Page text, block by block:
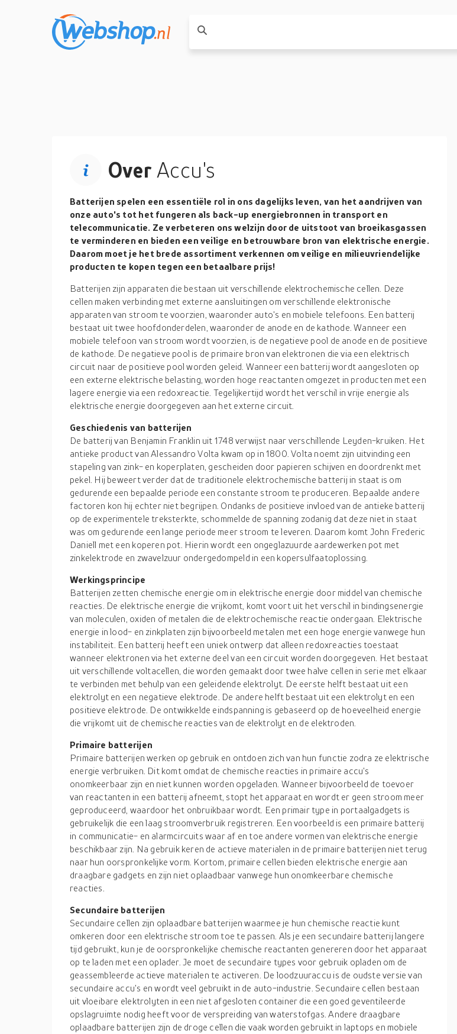
Over Accu's
Batterijen spelen een essentiële rol in ons dagelijks leven, van het aandrijven van
onze auto's tot het fungeren als back-up energiebronnen in transport en
telecommunicatie. Ze verbeteren ons welzijn door de uitstoot van broeikasgassen
te verminderen en bieden een veilige en betrouwbare bron van elektrische energie.
Daarom moet je het brede assortiment verkennen om veilige en milieuvriendelijke
producten te kopen tegen een betaalbare prijs!
Batterijen zijn apparaten die bestaan uit verschillende elektrochemische cellen. Deze
cellen maken verbinding met externe aansluitingen om verschillende elektronische
apparaten van stroom te voorzien, waaronder auto's en mobiele telefoons. Een batterij
bestaat uit twee hoofdonderdelen, waaronder de anode en de kathode. Wanneer een
mobiele telefoon van stroom wordt voorzien, is de negatieve pool de anode en de positieve
de kathode. De negatieve pool is de primaire bron van elektronen die via een elektrisch
circuit naar de positieve pool worden geleid. Wanneer een batterij wordt aangesloten op
een externe elektrische belasting, worden hoge reactanten omgezet in producten met een
lagere energie via een redoxreactie. Tegelijkertijd wordt het verschil in vrije energie als
elektrische energie doorgegeven aan het externe circuit.
Geschiedenis van batterijen
De batterij van Benjamin Franklin uit 1748 verwijst naar verschillende Leyden-kruiken. Het
antieke product van Alessandro Volta kwam op in 1800. Volta noemt zijn uitvinding een
stapeling van zink- en koperplaten, gescheiden door papieren schijven en doordrenkt met
pekel. Hij beweert verder dat de traditionele elektrochemische batterij in staat is om
gedurende een bepaalde periode een constante stroom te produceren. Bepaalde andere
factoren kon hij echter niet begrijpen. Ondanks de positieve invloed van de antieke batterij
op de experimentele treksterkte, schommelde de spanning zodanig dat deze niet in staat
was om gedurende een lange periode meer stroom te leveren. Daarom komt John Frederic
Daniell met een koperen pot. Hierin wordt een ongeglazuurde aardewerken pot met
zinkelektrode en zwavelzuur ondergedompeld in een kopersulfaatoplossing.
Werkingsprincipe
Batterijen zetten chemische energie om in elektrische energie door middel van chemische
reacties. De elektrische energie die vrijkomt, komt voort uit het verschil in bindingsenergie
van moleculen, oxiden of metalen die de elektrochemische reactie ondergaan. Elektrische
energie in lood- en zinkplaten zijn bijvoorbeeld metalen met een hoge energie vanwege hun
instabiliteit. Een batterij heeft een uniek ontwerp dat alleen redoxreacties toestaat
wanneer elektronen via het externe deel van een circuit worden doorgegeven. Het bestaat
uit verschillende voltacellen, die worden gemaakt door twee halve cellen in serie met elkaar
te verbinden met behulp van een geleidende elektrolyt. De eerste helft bestaat uit een
elektrolyt en een negatieve elektrode. De andere helft bestaat uit een elektrolyt en een
positieve elektrode. De ontwikkelde eindspanning is gebaseerd op de hoeveelheid energie
die vrijkomt uit de chemische reacties van de elektrolyt en de elektroden.
Primaire batterijen
Primaire batterijen werken op gebruik en ontdoen zich van hun functie zodra ze elektrische
energie verbruiken. Dit komt omdat de chemische reacties in primaire accu's
onomkeerbaar zijn en niet kunnen worden opgeladen. Wanneer bijvoorbeeld de toevoer
van reactanten in een batterij afneemt, stopt het apparaat en wordt er geen stroom meer
geproduceerd, waardoor het onbruikbaar wordt. Een primair type in portaalgadgets is
gebruikelijk die een laag stroomverbruik registreren. Een voorbeeld is een primaire batterij
in communicatie- en alarmcircuits waar af en toe andere vormen van elektrische energie
beschikbaar zijn. Na gebruik keren de actieve materialen in de primaire batterijen niet terug
naar hun oorspronkelijke vorm. Kortom, primaire cellen bieden elektrische energie aan
draagbare gadgets en zijn niet oplaadbaar vanwege hun onomkeerbare chemische
reacties.
Secundaire batterijen
Secundaire cellen zijn oplaadbare batterijen waarmee je hun chemische reactie kunt
omkeren door een elektrische stroom toe te passen. Als je een secundaire batterij langere
tijd gebruikt, kun je de oorspronkelijke chemische reactanten genereren door het apparaat
op te laden met een oplader. Je moet de secundaire types voor gebruik opladen om de
geassembleerde actieve materialen te activeren. De loodzuuraccu is de oudste versie van
secundaire accu's en wordt veel gebruikt in de auto-industrie. Secundaire cellen bestaan
uit vloeibare elektrolyten in een niet afgesloten container die een goed geventileerde
opslagruimte nodig heeft voor de verspreiding van waterstofgas. Andere draagbare
oplaadbare batterijen zijn de droge cellen die vaak worden gebruikt in laptops en mobiele